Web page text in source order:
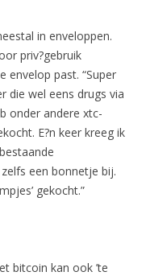
in enveloppen.
priv?gebruik
envelop past. “Super
die wel eens drugs via
onder andere xtc-
E?n keer kreeg ik
een bonnetje bij.
gekocht.”
bitcoin kan ook ’te